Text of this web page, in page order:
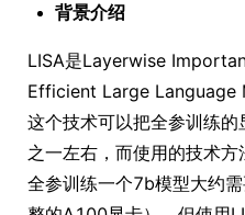
背景介绍
LISA是Layerwise
Efficient Large Language
这个技术可以把全参训练
之一左右，而使用的技术方
全参训练一个7b模型大约